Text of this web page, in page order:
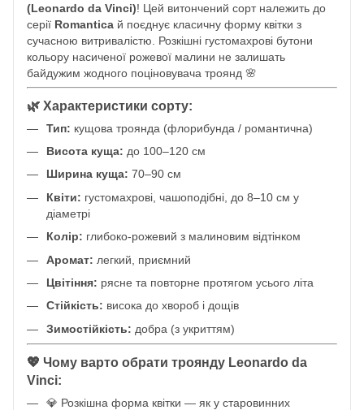
(Leonardo da Vinci)! Цей витончений сорт належить до
серії Romantica й поєднує класичну форму квітки з
сучасною витривалістю. Розкішні густомахрові бутони
кольору насиченої рожевої малини не залишать
байдужим жодного поціновувача троянд 🌸
🌿 Характеристики сорту:
Тип: кущова троянда (флорибунда / романтична)
Висота куща: до 100–120 см
Ширина куща: 70–90 см
Квіти: густомахрові, чашоподібні, до 8–10 см у
діаметрі
Колір: глибоко-рожевий з малиновим відтінком
Аромат: легкий, приємний
Цвітіння: рясне та повторне протягом усього літа
Стійкість: висока до хвороб і дощів
Зимостійкість: добра (з укриттям)
💖 Чому варто обрати троянду Leonardo da
Vinci:
💎 Розкішна форма квітки — як у старовинних